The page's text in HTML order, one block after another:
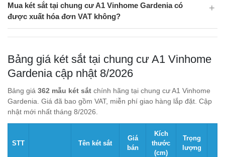
Mua két sắt tại chung cư A1 Vinhome Gardenia có
được xuất hóa đơn VAT không?
Bảng giá két sắt tại chung cư A1 Vinhome
Gardenia cập nhật 8/2026
Bảng giá 362 mẫu két sắt chính hãng tại chung cư A1 Vinhome
Gardenia. Giá đã bao gồm VAT, miễn phí giao hàng lắp đặt. Cập
nhật mới nhất tháng 8/2026.
STT Tên két sắt
Giá
bán
Kích
thước
(cm)
Trọng
lượng